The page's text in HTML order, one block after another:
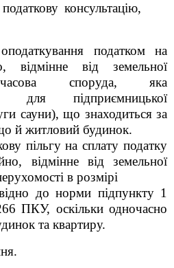
консультацію,
податком на
відмінне від земельної
споруда, яка
для підприємницької
сауни), що знаходиться за
й житловий будинок.
пільгу на сплату податку
відмінне від земельної
в розмірі
до норми підпункту 1
ПКУ, оскільки одночасно
та квартиру.